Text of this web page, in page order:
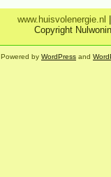
www.huisvolenergie.nl
Copyright
Powered by WordPress and